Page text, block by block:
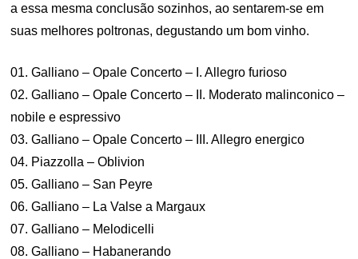
a essa mesma conclusão sozinhos, ao sentarem-se em
suas melhores poltronas, degustando um bom vinho.
01. Galliano – Opale Concerto – I. Allegro furioso
02. Galliano – Opale Concerto – II. Moderato malinconico –
nobile e espressivo
03. Galliano – Opale Concerto – III. Allegro energico
04. Piazzolla – Oblivion
05. Galliano – San Peyre
06. Galliano – La Valse a Margaux
07. Galliano – Melodicelli
08. Galliano – Habanerando